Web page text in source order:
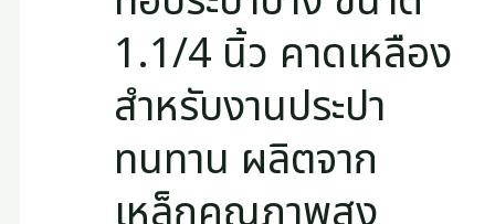
1.1/4 นิ้ว คาดเหลือง
สำหรับงานประปา
ทนทาน ผลิตจาก